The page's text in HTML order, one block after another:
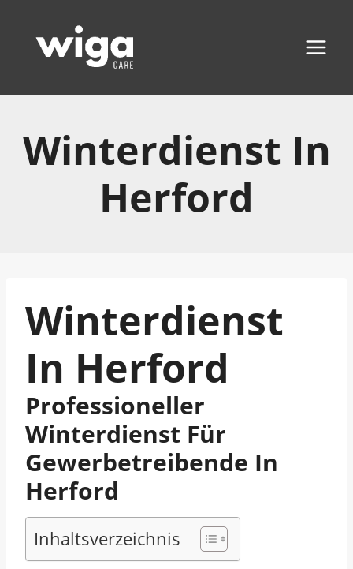
Inhalt
springen
Winterdienst In
Herford
Winterdienst
In Herford
Professioneller
Winterdienst Für
Gewerbetreibende In
Herford
Inhaltsverzeichnis